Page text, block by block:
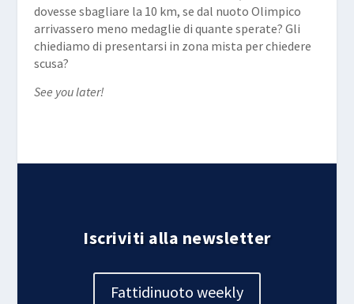
dovesse sbagliare la 10 km, se dal nuoto Olimpico
arrivassero meno medaglie di quante sperate? Gli
chiediamo di presentarsi in zona mista per chiedere
scusa?
See you later!
Iscriviti alla newsletter
Fattidinuoto weekly